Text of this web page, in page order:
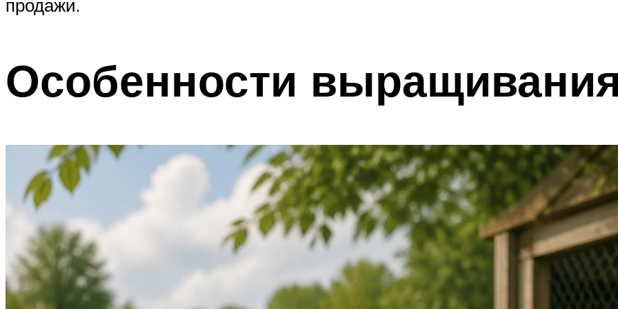
продажи.
Особенности